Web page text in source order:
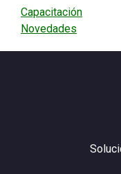
Capacitación
Novedades